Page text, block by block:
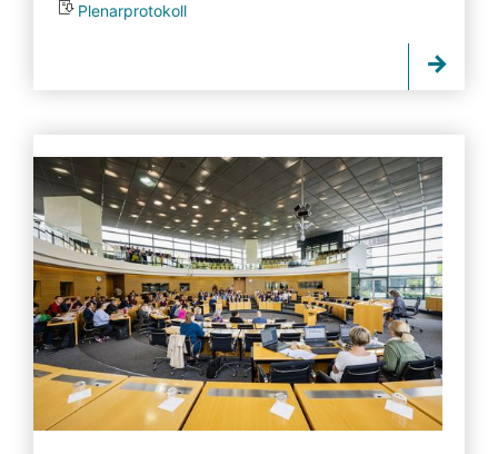
Plenarprotokoll